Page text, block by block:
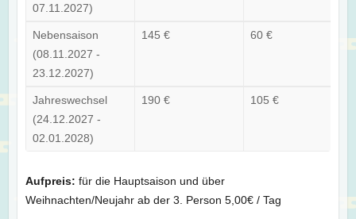
07.11.2027)
Nebensaison
(08.11.2027 -
23.12.2027)
145 € 60 €
Jahreswechsel
(24.12.2027 -
02.01.2028)
190 € 105 €
Aufpreis: für die Hauptsaison und über
Weihnachten/Neujahr ab der 3. Person 5,00€ / Tag